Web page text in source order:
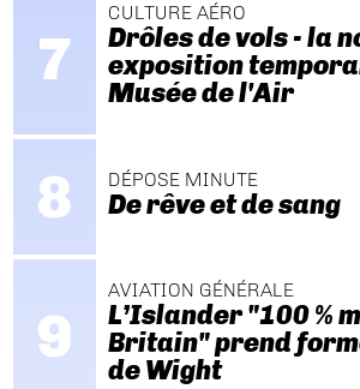
CULTURE AÉRO
Drôles de vols - la
exposition
Musée de l'Air
DÉPOSE MINUTE
De rêve et de sang
AVIATION GÉNÉRALE
L’Islander "100 %
Britain" prend
de Wight